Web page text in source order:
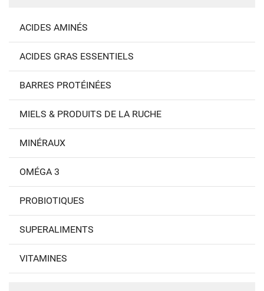
ACIDES AMINÉS
ACIDES GRAS ESSENTIELS
BARRES PROTÉINÉES
MIELS & PRODUITS DE LA RUCHE
MINÉRAUX
OMÉGA 3
PROBIOTIQUES
SUPERALIMENTS
VITAMINES